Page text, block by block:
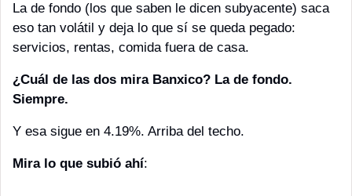
La de fondo (los que saben le dicen subyacente) saca
eso tan volátil y deja lo que sí se queda pegado:
servicios, rentas, comida fuera de casa.
¿Cuál de las dos mira Banxico? La de fondo.
Siempre.
Y esa sigue en 4.19%. Arriba del techo.
Mira lo que subió ahí: